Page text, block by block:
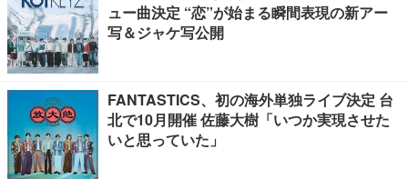
ュー曲決定 “恋”が始まる瞬間表現の新アー
写＆ジャケ写公開
FANTASTICS、初の海外単独ライブ決定 台
北で10月開催 佐藤大樹「いつか実現させた
いと思っていた」